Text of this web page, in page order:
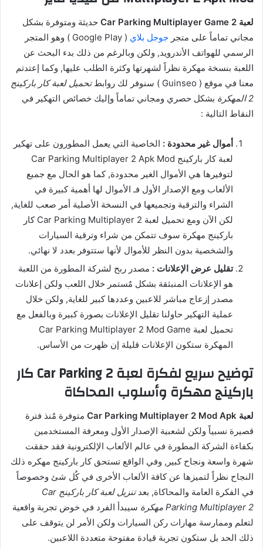
لعبة Car Parking Multiplayer Game 2
حديثة ومتوفرة بشكل
مجاني تماماً على متجر جوجل بلاي
( Google Play ) وهو المتجر
الرسمي للهواتف الأندرويد, ولكن وبالرغم من ذلك بدء البحث عن
اللعبة بنسخة مهكرة نظراً لشهرتها وكثرة الطلب عليها, وكما إعتدتم
معنا في موقع ( Guinseo ) سنوفر لك روابط
تحميل لعبة كار باركينج
2 المهكرة
بشكل حصري ومجاني تماماً وإليك خصائص التهكير في
النقاط التالية :
أموال غير محدودة : الخاصية التي يعمل المطورون على تهكير
لعبة كار باركينج Car Parking Multiplayer 2 Apk Mod
لتوفيرها هي الأموال الغير محدودة, كما هو الحال مع جميع
الألعاب ومع الإصدار الأول فـ الأموال لها أهمية كبيرة في
الشراء والترقية وتجميعها في النسخة الأصلية أمر صعب للغاية,
لكن الآن ومع تحميل لعبة Car Parking Multiplayer 2 كار
باركينج مهكرة سوف تتمكن من شراء وترقية السيارات
والشخصية بدون النظر للأموال لأنها ستتوفر بعدد لا نهائي.
تقليل عرض الإعلانات : مصدر ربح لشركة المطورة من اللعبة
هو الإعلانات المنبثقة بشكل مٌستمر خلال اللعب ولكن إعلانات
مصدر إزعاج مباشر للاعبين وعددها كبير للغاية, ولكن خلال
عملية التهكير حاولنا تقليل الإعلانات بصورة كبيرة وبالفعل مع
تحميل لعبة Car Parking Multiplayer 2 Mod Game
المهكرة ستكون الإعلانات قليلة إن ظهرت من الأساس.
توضيح سريع لفكرة لعبة Car Parking 2 كار
باركينج مهكرة وأسلوب المحاكاة
لعبة Car Parking Multiplayer 2 Mod Apk
متوفرة مٌنذ فترة
قصيرة نسبياً ولكن لشعبية الإصدار الأول ومعرفة المستخدمين
بكفاءة الشركة المطورة في عالم الألعاب الإلكترونية فقد حققت
شهرة واسعة ونجاح كبير, وفي الواقع تستحق كار باركينج مهكره ذلك
النجاح نظراً لتميزها عن كافة الألعاب الأخرى في كٌل شئ وخصوصاً
في الفكرة العامة والمحاكاة, بعد
تنزيل لعبة كار باركينج Car
Parking Multiplayer 2 مهكرة
سيبدأ الفرد في خوض تجربة واقعية
لتعلم وممارسة مهارات ركن السيارات ولكن الأمر لن يتوقف على
ذلك الحد بل ستكون تجربة قيادة مفتوحة متعددة اللاعبين.